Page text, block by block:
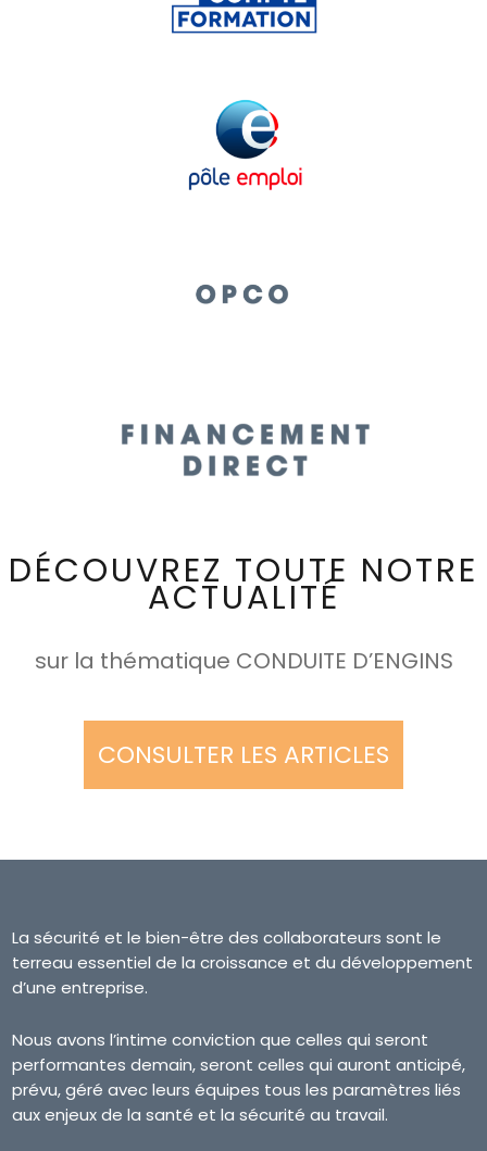
DÉCOUVREZ TOUTE NOTRE
ACTUALITÉ
sur la thématique CONDUITE D’ENGINS
CONSULTER LES ARTICLES
La sécurité et le bien-être des collaborateurs sont le
terreau essentiel de la croissance et du développement
d’une entreprise.
Nous avons l’intime conviction que celles qui seront
performantes demain, seront celles qui auront anticipé,
prévu, géré avec leurs équipes tous les paramètres liés
aux enjeux de la santé et la sécurité au travail.